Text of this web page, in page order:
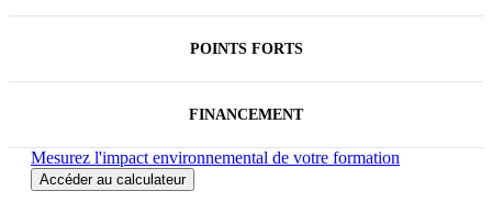
POINTS FORTS
FINANCEMENT
Mesurez l'impact environnemental de votre formation
Accéder au calculateur